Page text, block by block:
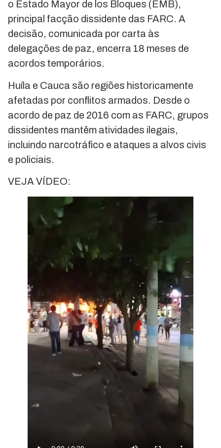
o Estado Mayor de los Bloques (EMB),
principal facção dissidente das FARC. A
decisão, comunicada por carta às
delegações de paz, encerra 18 meses de
acordos temporários.
Huíla e Cauca são regiões historicamente
afetadas por conflitos armados. Desde o
acordo de paz de 2016 com as FARC, grupos
dissidentes mantêm atividades ilegais,
incluindo narcotráfico e ataques a alvos civis
e policiais.
VEJA VÍDEO: